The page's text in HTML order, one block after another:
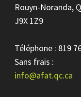
Rouyn-Noranda,
J9X 1Z9
Téléphone : 819
Sans frais :
info@afat.qc.ca